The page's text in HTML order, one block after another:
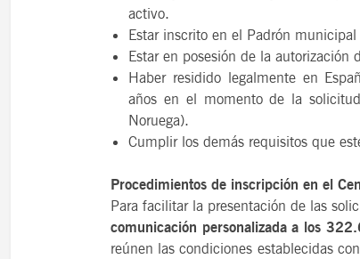
activo.
Estar inscrito en el Padrón
Estar en posesión de la autorización
Haber residido legalmente en
años en el momento de la
Noruega).
Cumplir los demás requisitos que
Procedimientos de inscripción en el
Para facilitar la presentación de las
comunicación personalizada a los
reúnen las condiciones establecidas